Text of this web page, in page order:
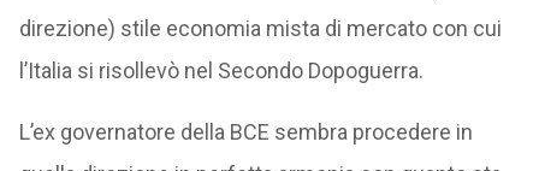
direzione) stile economia mista di mercato con cui
l’Italia si risollevò nel Secondo Dopoguerra.
L’ex governatore della BCE sembra procedere in